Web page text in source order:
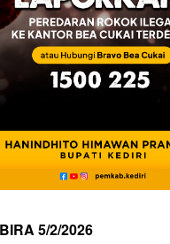
5/2/2026